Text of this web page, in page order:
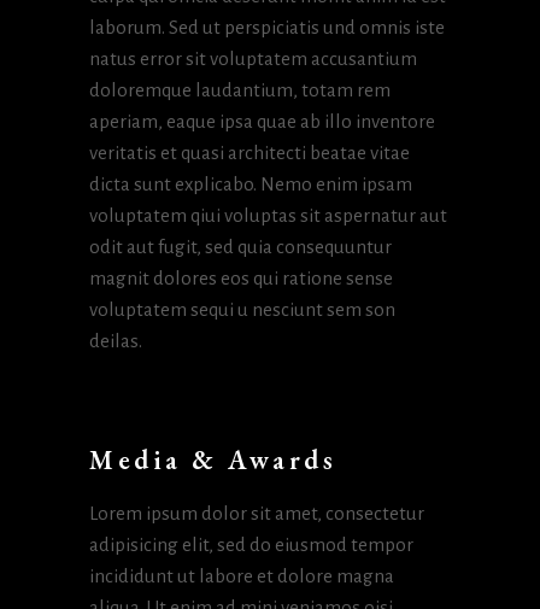
laborum. Sed ut perspiciatis und omnis iste
natus error sit voluptatem accusantium
doloremque laudantium, totam rem
aperiam, eaque ipsa quae ab illo inventore
veritatis et quasi architecti beatae vitae
dicta sunt explicabo. Nemo enim ipsam
voluptatem qiui voluptas sit aspernatur aut
odit aut fugit, sed quia consequuntur
magnit dolores eos qui ratione sense
voluptatem sequi u nesciunt sem son
deilas.
Media & Awards
Lorem ipsum dolor sit amet, consectetur
adipisicing elit, sed do eiusmod tempor
incididunt ut labore et dolore magna